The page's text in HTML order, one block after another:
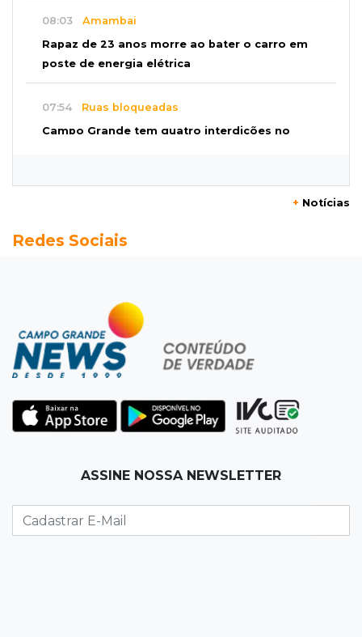
08:03 Amambai
Rapaz de 23 anos morre ao bater o carro em
poste de energia elétrica
07:54 Ruas bloqueadas
Campo Grande tem quatro interdições no
hoje paga um preço alto?
Pais passam kung-fu de geração em geração
e agora treinam as filhas
07:26Tiradentes
deformado e outro ferido
Feira Central encerra Festival do Sobá com
+ Notícias
Redes Sociais
ASSINE NOSSA NEWSLETTER